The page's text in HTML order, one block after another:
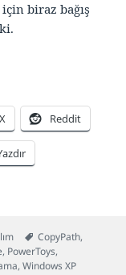
biraz bağış
hayatınızı
X Reddit
Etiketler
CopyPath,
, PowerToys,
,Windows XP